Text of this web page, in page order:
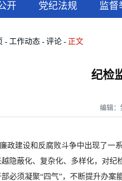
开 党纪法规 监督
工作动态 评论 正文
纪检
编辑：
政建设和反腐败斗争中出现了一
隐蔽化、复杂化、多样化，对
必须凝聚“四气”，不断提升办案